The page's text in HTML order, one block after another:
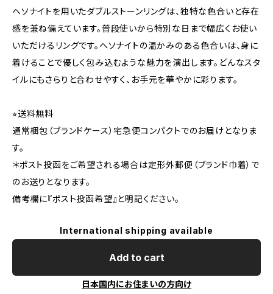
ヘソナイトを用いたダブルストーンリングは、独特な色合いと存在
感を兼ね備えています。普段使いから特別な日まで幅広くお使い
いただけるリングです。ヘソナイトの温かみのある色合いは、身に
着けることで優しく包み込むような魅力を演出します。どんなスタ
イルにもさらりと合わせやすく、お手元を華やかに彩ります。
⭐︎送料無料
通常梱包（ブランドケース）宅急便コンパクトでのお届けとなりま
す。
＊ポスト投函をご希望される場合は定形外郵便（ブランド巾着）で
のお送りとなります。
備考欄に『ポスト投函希望』と明記ください。
International shipping available
Add to cart
日本国内にお住まいの方向け